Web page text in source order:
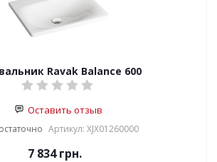
Ravak Balance 600
Оставить отзыв
Артикул: XJX01260000
7 834грн.